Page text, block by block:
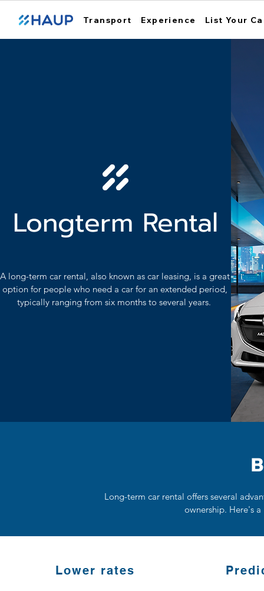
Transport Experience List Your
Longterm Rental
A long-term car rental, also known as car leasing, is a great
option for people who need a car for an extended period,
typically ranging from six months to several years.
Long-term car rental offers several
ownership. Here's
Lower rates